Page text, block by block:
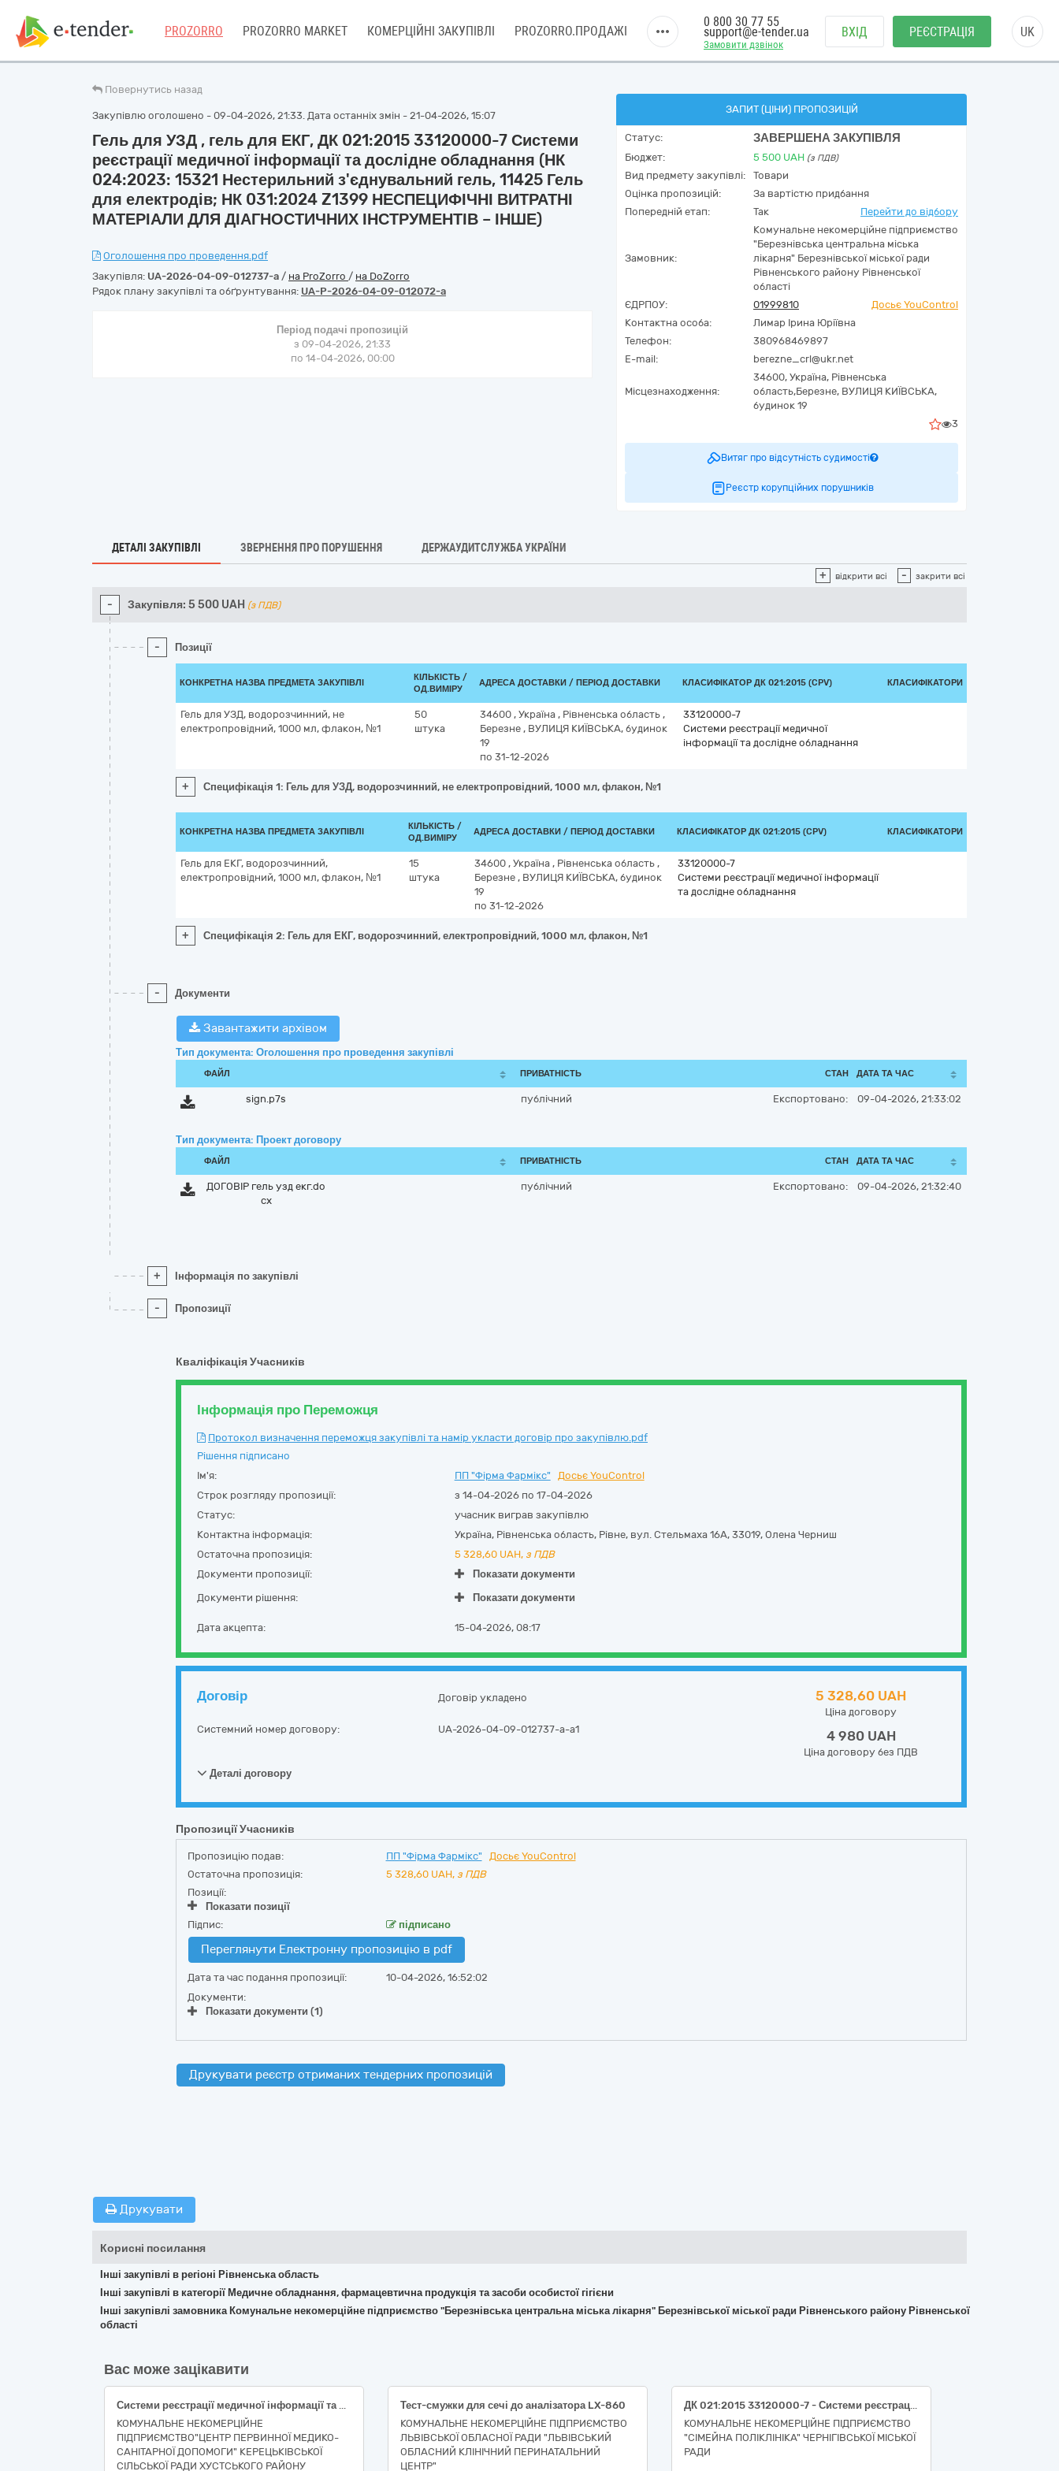
PROZORRO PROZORRO MARKET КОМЕРЦІЙНІ ЗАКУПІВЛІ PROZORRO.ПРОДАЖІ
Замовити дзвінок
0 800 30 77 55
support@e-tender.ua ВХІД РЕЄСТРАЦІЯ UK
Повернутись назад
Закупівлю оголошено - 09-04-2026, 21:33. Дата останніх змін - 21-04-2026, 15:07
Гель для УЗД , гель для ЕКГ, ДК 021:2015 33120000-7 Системи
реєстрації медичної інформації та дослідне обладнання (НК
024:2023: 15321 Нестерильний з'єднувальний гель, 11425 Гель
для електродів; НК 031:2024 Z1399 НЕСПЕЦИФІЧНІ ВИТРАТНІ
МАТЕРІАЛИ ДЛЯ ДІАГНОСТИЧНИХ ІНСТРУМЕНТІВ – ІНШЕ)
Оголошення про проведення.pdf
Закупівля: UA-2026-04-09-012737-a / на ProZorro / на DoZorro
Рядок плану закупівлі та обґрунтування: UA-P-2026-04-09-012072-a
Період подачі пропозицій
з 09-04-2026, 21:33
по 14-04-2026, 00:00
ЗАПИТ (ЦІНИ) ПРОПОЗИЦІЙ
Статус: ЗАВЕРШЕНА ЗАКУПІВЛЯ
Бюджет: 5 500 UAH (з ПДВ)
Вид предмету закупівлі:
Товари
Оцінка пропозицій:
За вартістю придбання
Попередній етап:
Так Перейти до відбору
Замовник:
Комунальне некомерційне підприємство
"Березнівська центральна міська
лікарня" Березнівської міської ради
Рівненського району Рівненської
області
ЄДРПОУ:
01999810
Досьє YouControl
Контактна особа:
Лимар Ірина Юріївна
Телефон:
380968469897
E-mail:
berezne_crl@ukr.net
Місцезнаходження:
34600, Україна, Рівненська
область,Березне, ВУЛИЦЯ КИЇВСЬКА,
будинок 19
3
Витяг про відсутність судимості
Реєстр корупційних порушників
ДЕТАЛІ ЗАКУПІВЛІ ЗВЕРНЕННЯ ПРО ПОРУШЕННЯ ДЕРЖАУДИТСЛУЖБА УКРАЇНИ
+ відкрити всі - закрити всі
- Закупівля: 5 500 UAH (з ПДВ)
- Позиції
КОНКРЕТНА НАЗВА ПРЕДМЕТА ЗАКУПІВЛІ
КІЛЬКІСТЬ /
ОД.ВИМІРУ
АДРЕСА ДОСТАВКИ / ПЕРІОД ДОСТАВКИ КЛАСИФІКАТОР ДК 021:2015 (CPV) КЛАСИФІКАТОРИ
Гель для УЗД, водорозчинний, не
електропровідний, 1000 мл, флакон, №1
50
штука
34600 , Україна , Рівненська область ,
Березне , ВУЛИЦЯ КИЇВСЬКА, будинок
19
по 31-12-2026
33120000-7
Системи реєстрації медичної
інформації та дослідне обладнання
+ Специфікація 1: Гель для УЗД, водорозчинний, не електропровідний, 1000 мл, флакон, №1
КОНКРЕТНА НАЗВА ПРЕДМЕТА ЗАКУПІВЛІ
КІЛЬКІСТЬ /
ОД.ВИМІРУ
АДРЕСА ДОСТАВКИ / ПЕРІОД ДОСТАВКИ КЛАСИФІКАТОР ДК 021:2015 (CPV) КЛАСИФІКАТОРИ
Гель для ЕКГ, водорозчинний,
електропровідний, 1000 мл, флакон, №1
15
штука
34600 , Україна , Рівненська область ,
Березне , ВУЛИЦЯ КИЇВСЬКА, будинок
19
по 31-12-2026
33120000-7
Системи реєстрації медичної інформації
та дослідне обладнання
+ Специфікація 2: Гель для ЕКГ, водорозчинний, електропровідний, 1000 мл, флакон, №1
- Документи
Завантажити архівом
Тип документа: Оголошення про проведення закупівлі
ФАЙЛ ПРИВАТНІСТЬ СТАН ДАТА ТА ЧАС
sign.p7s публічний Експортовано: 09-04-2026, 21:33:02
Тип документа: Проект договору
ФАЙЛ ПРИВАТНІСТЬ СТАН ДАТА ТА ЧАС
ДОГОВІР гель узд екг.do
cx
публічний Експортовано: 09-04-2026, 21:32:40
+ Інформація по закупівлі
- Пропозиції
Кваліфікація Учасників
Інформація про Переможця
Протокол визначення переможця закупівлі та намір укласти договір про закупівлю.pdf
Рішення підписано
Ім'я:
ПП "Фірма Фармікс"
Досьє YouControl
Строк розгляду пропозиції:
з 14-04-2026 по 17-04-2026
Статус:
учасник виграв закупівлю
Контактна інформація:
Україна, Рівненська область, Рівне, вул. Стельмаха 16А, 33019, Олена Черниш
Остаточна пропозиція:
5 328,60 UAH, з ПДВ
Документи пропозиції:
Показати документи
Документи рішення:
Показати документи
Дата акцепта: 15-04-2026, 08:17
Договір Договір укладено
Системний номер договору: UA-2026-04-09-012737-a-a1
5 328,60 UAH
Ціна договору
4 980 UAH
Ціна договору без ПДВ
Деталі договору
Пропозиції Учасників
Пропозицію подав: ПП "Фірма Фармікс"
Досьє YouControl
Остаточна пропозиція:
5 328,60 UAH, з ПДВ
Позиції:
Показати позиції
Підпис:
підписано
Переглянути Електронну пропозицію в pdf
Дата та час подання пропозиції:
10-04-2026, 16:52:02
Документи:
Показати документи (1)
Друкувати реєстр отриманих тендерних пропозицій
Друкувати
Корисні посилання
Інші закупівлі в регіоні Рівненська область
Інші закупівлі в категорії Медичне обладнання, фармацевтична продукція та засоби особистої гігієни
Інші закупівлі замовника Комунальне некомерційне підприємство "Березнівська центральна міська лікарня" Березнівської міської ради Рівненського району Рівненської
області
Вас може зацікавити
Системи реєстрації медичної інформації та дослідне обладнання (Комплект телемедицини, набір діагностичних систем сімейного лікаря з функцією телемедицини, ТМДН )
КОМУНАЛЬНЕ НЕКОМЕРЦІЙНЕ
ПІДПРИЄМСТВО"ЦЕНТР ПЕРВИННОЇ МЕДИКО-
САНІТАРНОЇ ДОПОМОГИ" КЕРЕЦЬКІВСЬКОЇ
СІЛЬСЬКОЇ РАДИ ХУСТСЬКОГО РАЙОНУ
Тест-смужки для сечі до аналізатора LX-860
КОМУНАЛЬНЕ НЕКОМЕРЦІЙНЕ ПІДПРИЄМСТВО
ЛЬВІВСЬКОЇ ОБЛАСНОЇ РАДИ "ЛЬВІВСЬКИЙ
ОБЛАСНИЙ КЛІНІЧНИЙ ПЕРИНАТАЛЬНИЙ
ЦЕНТР"
ДК 021:2015 33120000-7 - Системи реєстрації медичної інформації та дослідне обладнання (Набір для визначення глікованого гемоглобіну (HbAlc) (імунофлуоресцентний метод) (НК 024:2023- 62206 - Система моніторингу глікозильованого гемоглобіну (HbA1c) для використання біля пацієнта IVD (діагностика in vitro); НК 031:2024- W0102160102 - ГЛІКОЗИЛЬОВАНИЙ/ГЛІКОВАНИЙ ГЕМОГЛОБІН (ІХ), ШВИДКІ ТЕСТИ І ТЕСТИ НА МІСЦІ))
КОМУНАЛЬНЕ НЕКОМЕРЦІЙНЕ ПІДПРИЄМСТВО
"СІМЕЙНА ПОЛІКЛІНІКА" ЧЕРНІГІВСЬКОЇ МІСЬКОЇ
РАДИ